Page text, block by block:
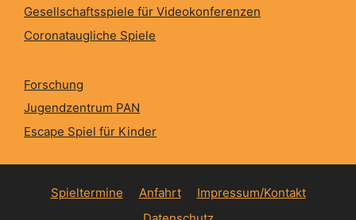
Gesellschaftsspiele für Videokonferenzen
Coronataugliche Spiele
Forschung
Jugendzentrum PAN
Escape Spiel für Kinder
Spieltermine Anfahrt
Impressum/Kontakt